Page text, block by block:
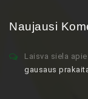
Naujausi
Laisva siela apie
gausaus